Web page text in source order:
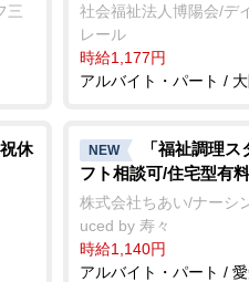
三
社会福祉法人博陽会/デ
レール
時給1,177円
アルバイト・パート /
休
NEW
「福祉調理
フト相談可/住宅型有
株式会社ちあい/ナーシ
uced by 寿々
時給1,140円
アルバイト・パート /